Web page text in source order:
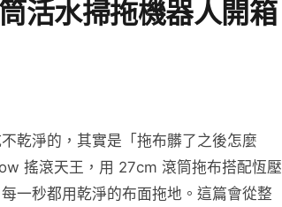
活水掃拖機器人開箱
乾淨的，其實是「拖布髒了之後怎麼
搖滾天王，用 27cm 滾筒拖布搭配恆壓
一秒都用乾淨的布面拖地。這篇會從整